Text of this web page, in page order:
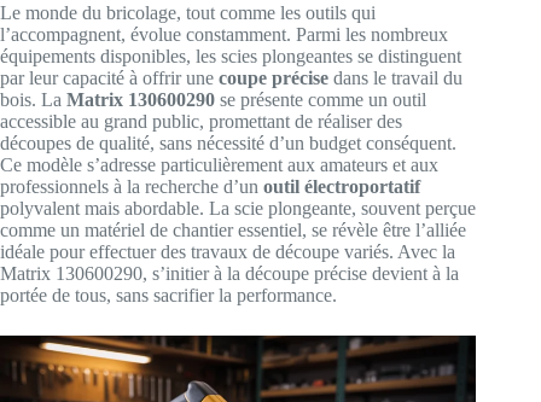
Le monde du bricolage, tout comme les outils qui
l’accompagnent, évolue constamment. Parmi les nombreux
équipements disponibles, les scies plongeantes se distinguent
par leur capacité à offrir une coupe précise dans le travail du
bois. La Matrix 130600290 se présente comme un outil
accessible au grand public, promettant de réaliser des
découpes de qualité, sans nécessité d’un budget conséquent.
Ce modèle s’adresse particulièrement aux amateurs et aux
professionnels à la recherche d’un outil électroportatif
polyvalent mais abordable. La scie plongeante, souvent perçue
comme un matériel de chantier essentiel, se révèle être l’alliée
idéale pour effectuer des travaux de découpe variés. Avec la
Matrix 130600290, s’initier à la découpe précise devient à la
portée de tous, sans sacrifier la performance.